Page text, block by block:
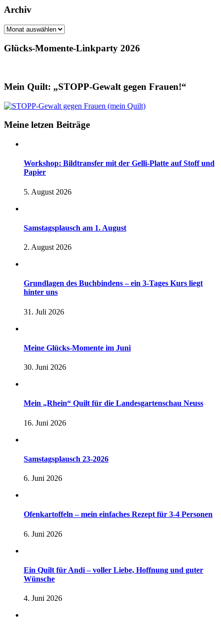
Archiv
Archiv
Glücks-Momente-Linkparty 2026
Mein Quilt: „STOPP-Gewalt gegen Frauen!“
Meine letzen Beiträge
Workshop: Bildtransfer mit der Gelli-Platte auf Stoff und
Papier
5. August 2026
Samstagsplausch am 1. August
2. August 2026
Grundlagen des Buchbindens – ein 3-Tages Kurs liegt
hinter uns
31. Juli 2026
Meine Glücks-Momente im Juni
30. Juni 2026
Mein „Rhein“ Quilt für die Landesgartenschau Neuss
16. Juni 2026
Samstagsplausch 23-2026
6. Juni 2026
Ofenkartoffeln – mein einfaches Rezept für 3-4 Personen
6. Juni 2026
Ein Quilt für Andi – voller Liebe, Hoffnung und guter
Wünsche
4. Juni 2026